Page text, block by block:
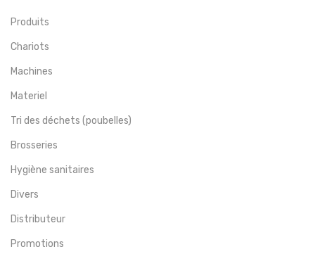
Produits
Chariots
Machines
Materiel
Tri des déchets (poubelles)
Brosseries
Hygiène sanitaires
Divers
Distributeur
Promotions